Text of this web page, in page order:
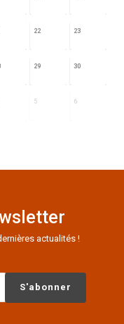
22 23
29 30
5 6
actualités !